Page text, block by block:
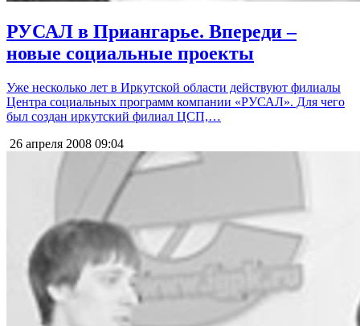
РУСАЛ в Приангарье. Впереди –
новые социальные проекты
Уже несколько лет в Иркутской области действуют филиалы
Центра социальных программ компании «РУСАЛ». Для чего
был создан иркутский филиал ЦСП,…
26 апреля 2008 09:04